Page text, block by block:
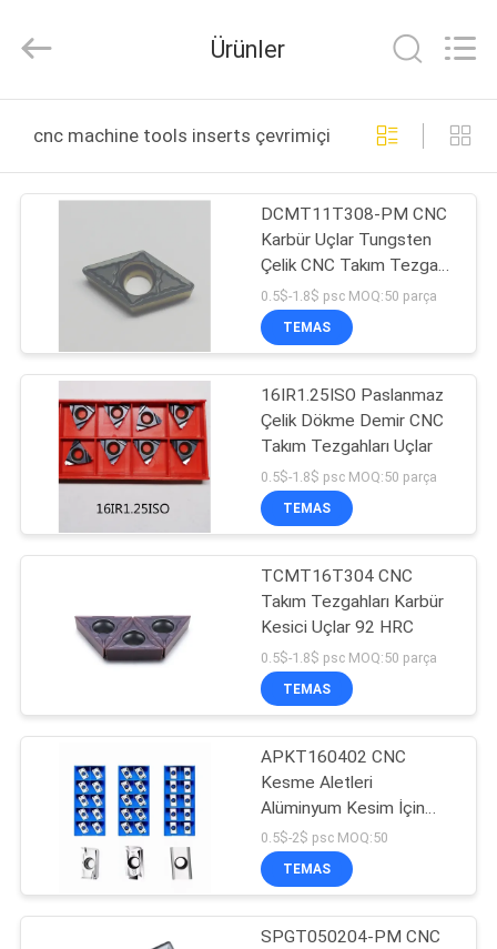
HAKKIMIZDA
FABRIKA
TURU
KALITE
KONTROL
ULAŞIN
HARITASI
PRIVACY
POLICY
Reserved.
Ürünler
cnc machine tools inserts çevrimiçi üretim
DCMT11T308-PM CNC
Karbür Uçlar Tungsten
Çelik CNC Takım Tezgahı
Ekleme
0.5$-1.8$ psc MOQ:50 parça
TEMAS
16IR1.25ISO Paslanmaz
Çelik Dökme Demir CNC
Takım Tezgahları Uçlar
0.5$-1.8$ psc MOQ:50 parça
TEMAS
TCMT16T304 CNC
Takım Tezgahları Karbür
Kesici Uçlar 92 HRC
0.5$-1.8$ psc MOQ:50 parça
TEMAS
APKT160402 CNC
Kesme Aletleri
Alüminyum Kesim İçin
Uçlar
0.5$-2$ psc MOQ:50
TEMAS
SPGT050204-PM CNC